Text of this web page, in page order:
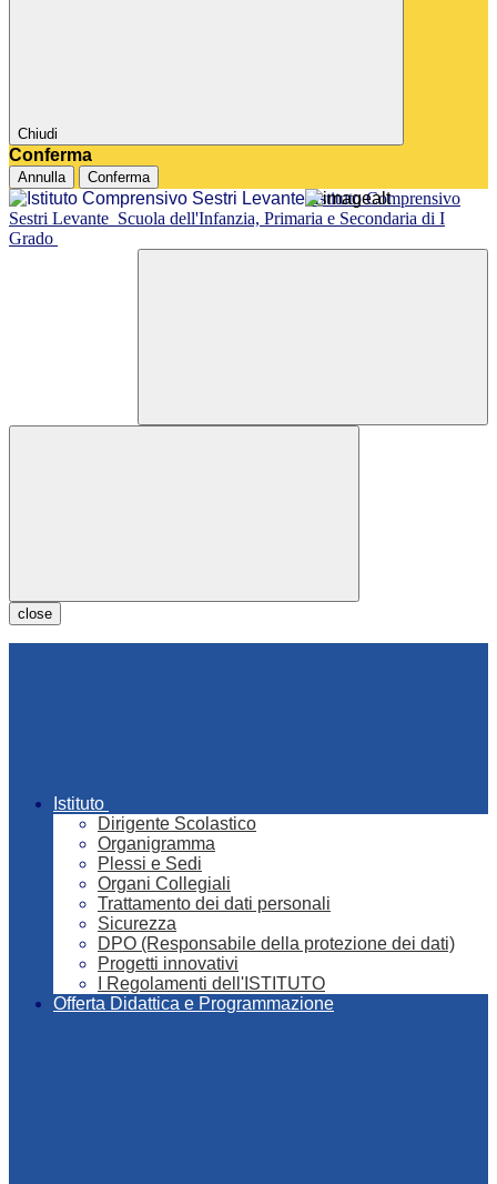
Chiudi
Conferma
Annulla Conferma
Istituto Comprensivo
Sestri Levante Scuola dell'Infanzia, Primaria e Secondaria di I
Grado
close
Istituto
Dirigente Scolastico
Organigramma
Plessi e Sedi
Organi Collegiali
Trattamento dei dati personali
Sicurezza
DPO (Responsabile della protezione dei dati)
Progetti innovativi
I Regolamenti dell'ISTITUTO
Offerta Didattica e Programmazione